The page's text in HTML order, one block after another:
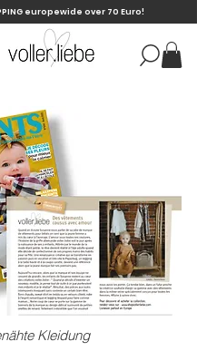
europewide over 70 Euro!
Kleidung